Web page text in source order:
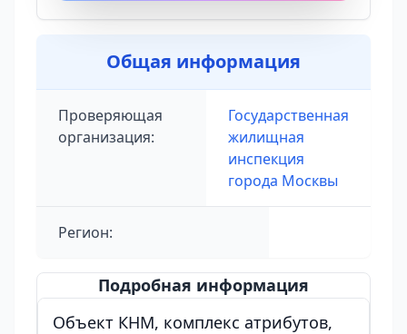
Общая информация
Проверяющая
организация:
Государственная
жилищная
инспекция
города Москвы
Регион:
Подробная информация
Объект КНМ, комплекс атрибутов,